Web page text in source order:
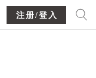
注册/登入